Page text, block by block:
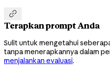

Terapkan prompt Anda
Sulit untuk mengetahui
tanpa menerapkannya dalam
menjalankan evaluasi.